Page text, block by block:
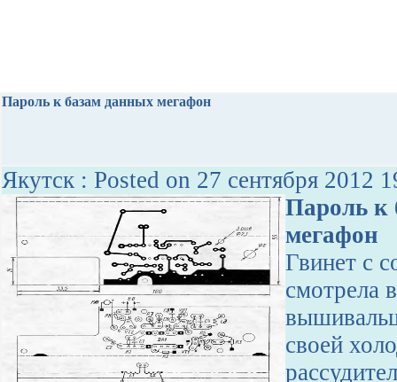
Пароль к базам данных мегафон
Якутск : Posted on 27 сентября 2012
Пароль к
мегафон
Гвинет с
смотрела
своей